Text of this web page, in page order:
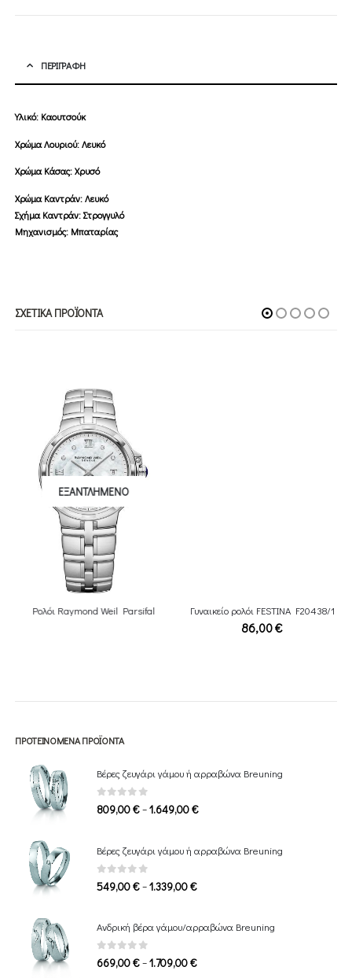
ΠΕΡΙΓΡΑΦΉ
Υλικό: Καουτσούκ
Χρώμα Λουριού: Λευκό
Χρώμα Κάσας: Χρυσό
Χρώμα Καντράν: Λευκό
Σχήμα Καντράν: Στρογγυλό
Μηχανισμός: Μπαταρίας
ΣΧΕΤΙΚΆ ΠΡΟΪΌΝΤΑ
ΕΞΑΝΤΛΗΜΈΝΟ
Ρολόι Raymond Weil Parsifal Γυναικείο ρολόι FESTINA F20438/1
86,00€
ΠΡΟΤΕΙΝΌΜΕΝΑ ΠΡΟΪΌΝΤΑ
Βέρες ζευγάρι γάμου ή αρραβώνα Breuning
0out of 5
809,00€–1.649,00€Price
through
Βέρες ζευγάρι γάμου ή αρραβώνα Breuning
0 out of 5
549,00€–1.339,00€Price
through
Ανδρική βέρα γάμου/αρραβώνα Breuning
0 out of 5
669,00€–1.709,00€Price